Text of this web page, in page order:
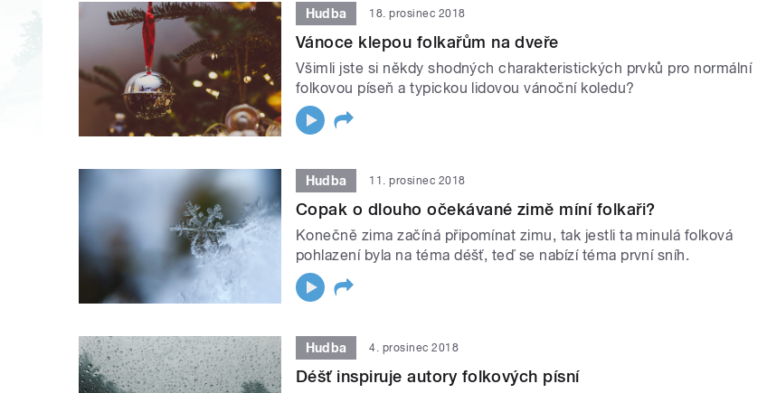
Hudba 18. prosinec 2018
Vánoce klepou folkařům na dveře
Všimli jste si někdy shodných charakteristických prvků pro normální
folkovou píseň a typickou lidovou vánoční koledu?
Hudba 11. prosinec 2018
Copak o dlouho očekávané zimě míní folkaři?
Konečně zima začíná připomínat zimu, tak jestli ta minulá folková
pohlazení byla na téma déšť, teď se nabízí téma první sníh.
Hudba 4. prosinec 2018
Déšť inspiruje autory folkových písní